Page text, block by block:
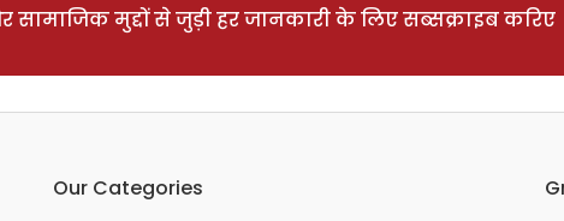
सामाजिक मुद्दों से जुड़ी हर जानकारी के लिए सब्सक्राइब करिए
Our Categories